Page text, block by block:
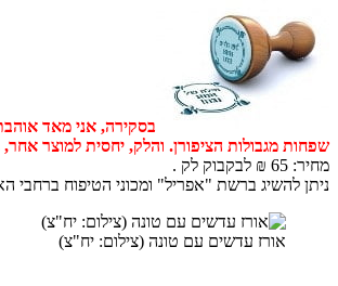
שפחות מגבולות הציפורן. והלק, יחסית למוצר
מחיר: 65 ₪ לבקבוק לק .
ניתן להשיג ברשת "אפריל" ומכוני הטיפוח ברחבי
אורז עדשים עם טונה (צילום: יח"צ)